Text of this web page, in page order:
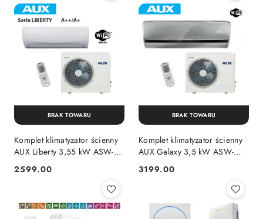
30
dni
przed
30
dni
przed
obniżką
Komplet klimatyzator ścienny
AUX Liberty 3,55 kW ASW-
max 35m2
Cena:
2599.00
BRAK TOWARU
Komplet klimatyzator ścienny
AUX Galaxy 3,5 kW ASW-
max 35m2
Cena:
3199.00
BRAK TOWARU